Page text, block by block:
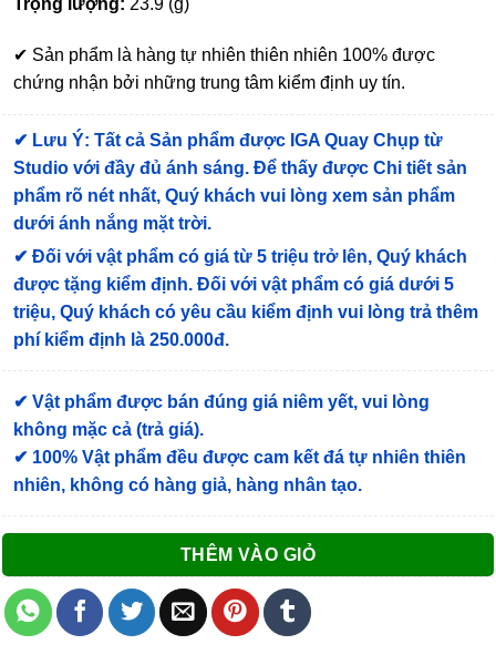
Trọng lượng: 23.9 (g)
✔ Sản phẩm là hàng tự nhiên thiên nhiên 100% được
chứng nhận bởi những trung tâm kiểm định uy tín.
✔ Lưu Ý: Tất cả Sản phẩm được IGA Quay Chụp từ
Studio với đầy đủ ánh sáng. Để thấy được Chi tiết sản
phẩm rõ nét nhất, Quý khách vui lòng xem sản phẩm
dưới ánh nắng mặt trời.
✔ Đối với vật phẩm có giá từ 5 triệu trở lên, Quý khách
được tặng kiểm định. Đối với vật phẩm có giá dưới 5
triệu, Quý khách có yêu cầu kiểm định vui lòng trả thêm
phí kiểm định là 250.000đ.
✔ Vật phẩm được bán đúng giá niêm yết, vui lòng
không mặc cả (trả giá).
✔ 100% Vật phẩm đều được cam kết đá tự nhiên thiên
nhiên, không có hàng giả, hàng nhân tạo.
THÊM VÀO GIỎ